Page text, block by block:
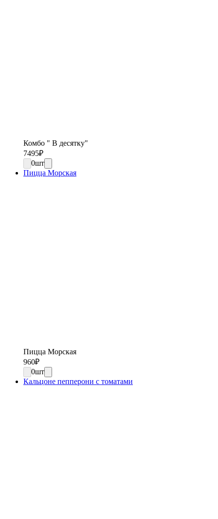
Комбо " В десятку"
7495₽
0шт
Пицца Морская
Пицца Морская
960₽
0шт
Кальцоне пепперони с томатами